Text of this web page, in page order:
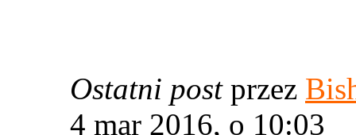
Ostatni post przez
4 mar 2016, o 10:03